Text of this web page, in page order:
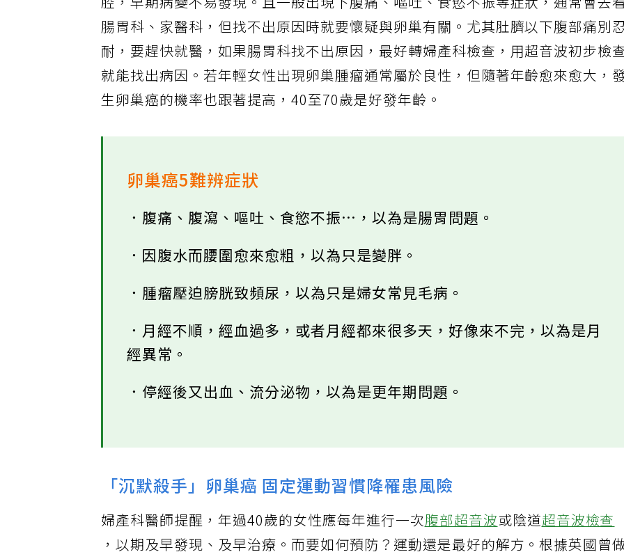
腔，早期病變不易發現。且一般出現下腹痛、嘔吐、食慾不振等症狀，通常會去看
腸胃科、家醫科，但找不出原因時就要懷疑與卵巢有關。尤其肚臍以下腹部痛別
耐，要趕快就醫，如果腸胃科找不出原因，最好轉婦產科檢查，用超音波初步檢查
就能找出病因。若年輕女性出現卵巢腫瘤通常屬於良性，但隨著年齡愈來愈大，發
生卵巢癌的機率也跟著提高，40至70歲是好發年齡。
卵巢癌5難辨症狀
．腹痛、腹瀉、嘔吐、食慾不振…，以為是腸胃問題。
．因腹水而腰圍愈來愈粗，以為只是變胖。
．腫瘤壓迫膀胱致頻尿，以為只是婦女常見毛病。
．月經不順，經血過多，或者月經都來很多天，好像來不完，以為是月
經異常。
．停經後又出血、流分泌物，以為是更年期問題。
「沉默殺手」卵巢癌 固定運動習慣降罹患風險
婦產科醫師提醒，年過40歲的女性應每年進行一次腹部超音波或陰道超音波檢查